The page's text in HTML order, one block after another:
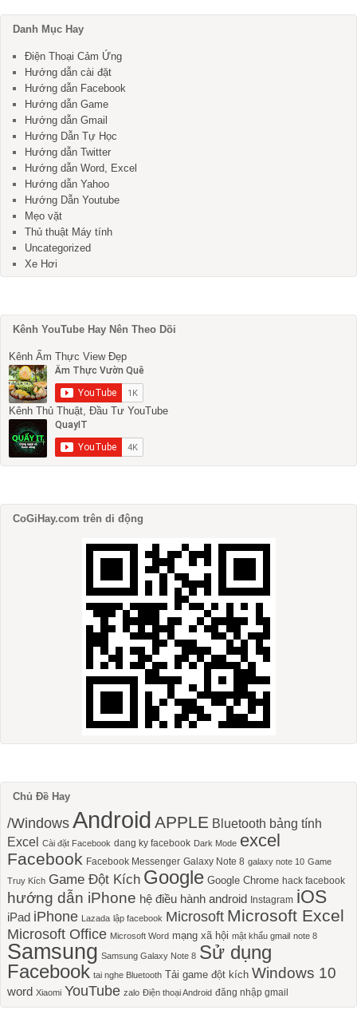
Danh Mục Hay
Điện Thoại Cảm Ứng
Hướng dẫn cài đặt
Hướng dẫn Facebook
Hướng dẫn Game
Hướng dẫn Gmail
Hướng Dẫn Tự Học
Hướng dẫn Twitter
Hướng dẫn Word, Excel
Hướng dẫn Yahoo
Hướng Dẫn Youtube
Mẹo vặt
Thủ thuật Máy tính
Uncategorized
Xe Hơi
Kênh YouTube Hay Nên Theo Dõi
Kênh Ẩm Thực View Đẹp
Kênh Thủ Thuật, Đầu Tư YouTube
CoGiHay.com trên di động
Chủ Đề Hay
/Windows Android APPLE Bluetooth bảng tính
Excel Cài đặt Facebook dang ky facebook Dark Mode excel
Facebook Facebook Messenger Galaxy Note 8 galaxy note 10 Game
Truy Kích Game Đột Kích Google Google Chrome hack facebook
hướng dẫn iPhone hệ điều hành android Instagram iOS
iPad iPhone Lazada lập facebook Microsoft Microsoft Excel
Microsoft Office Microsoft Word mạng xã hội mật khẩu gmail note 8
Samsung Samsung Galaxy Note 8 Sử dụng
Facebook tai nghe Bluetooth Tải game đột kích Windows 10
word Xiaomi YouTube zalo Điện thoại Android đăng nhập gmail